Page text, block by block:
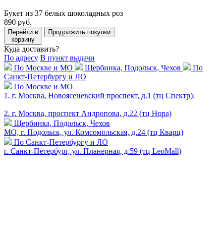
Букет из 37 белых шоколадных роз
890 руб.
Перейти в
корзину
Продолжить покупки
Куда доставить?
По адресу В пункт выдачи
По Москве и МО
Щербинка, Подольск, Чехов
По
Санкт-Петербургу и ЛО
По Москве и МО
1. г. Москва, Новоясеневский проспект, д.1 (тц Спектр);
2. г. Москва, проспект Андропова, д.22 (тц Нора)
Щербинка, Подольск, Чехов
МО, г. Подольск, ул. Комсомольская, д.24 (тц Кварц)
По Санкт-Петербургу и ЛО
г. Санкт-Петербург, ул. Планерная, д.59 (тц LeoMall)